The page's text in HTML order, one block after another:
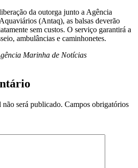
da outorga junto a Agência
(Antaq), as balsas deverão
sem custos. O serviço garantirá a
ambulâncias e caminhonetes.
Marinha de Notícias
não será publicado. Campos obrigatórios